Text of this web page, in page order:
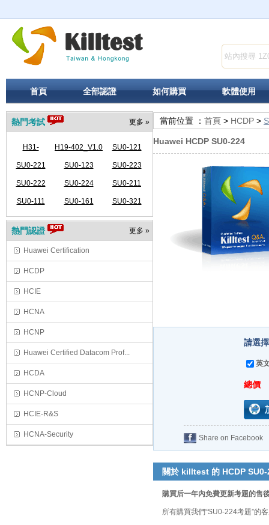
首頁 全部認證 如何購買 軟體使用
更多 »
熱門考試
H31-
341_V2.5-
ENU
H19-402_V1.0 SU0-121
SU0-221 SU0-123 SU0-223
SU0-222 SU0-224 SU0-211
SU0-111 SU0-161 SU0-321
更多 »
熱門認證
Huawei Certification
HCDP
HCIE
HCNA
HCNP
Huawei Certified Datacom Prof...
HCDA
HCNP-Cloud
HCIE-R&S
HCNA-Security
當前位置 ： 首頁 > HCDP >
Huawei HCDP SU0-224
請選
英
總價
Share on Facebook
關於 killtest 的 HCDP SU0-
購買后一年內免費更新考題的售
所有購買我們“SU0-224考題”的